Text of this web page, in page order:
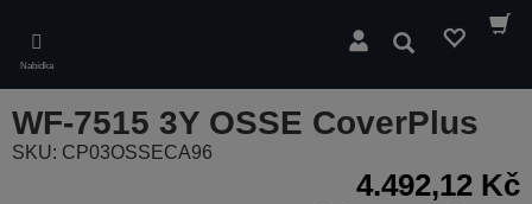
main
content
Nabídka
Hledat
WF-7515 3Y OSSE CoverPlus
SKU: CP03OSSECA96
4.492,12 Kč